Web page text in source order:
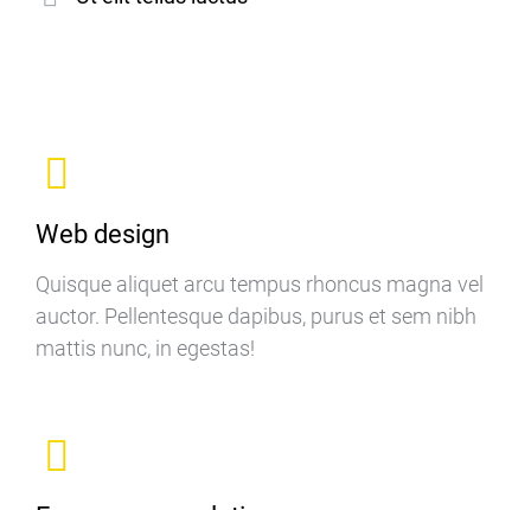
Web design
Quisque aliquet arcu tempus rhoncus magna vel
auctor. Pellentesque dapibus, purus et sem nibh
mattis nunc, in egestas!